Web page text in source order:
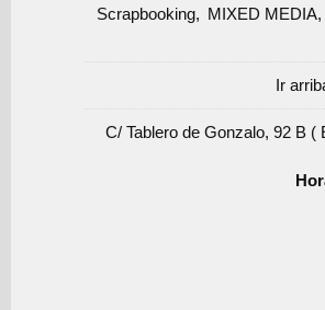
Scrapbooking MIXED MEDIA
Ir
C/ Tablero de Gonzalo, 92 B